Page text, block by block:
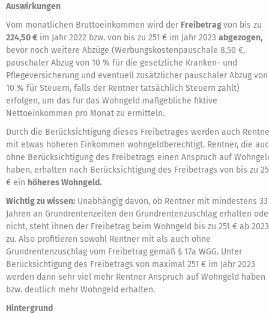
Auswirkungen
Vom monatlichen Bruttoeinkommen wird der Freibetragvon bis zu
224,50 € im Jahr 2022 bzw. von bis zu 251 € im Jahr 2023 abgezogen,
bevor noch weitere Abzüge (Werbungskostenpauschale 8,50 €,
pauschaler Abzug von 10 % für die gesetzliche Kranken- und
Pflegeversicherung und eventuell zusätzlicher pauschaler Abzug von
10 % für Steuern, falls der Rentner tatsächlich Steuern zahlt)
erfolgen, um das für das Wohngeld maßgebliche fiktive
Nettoeinkommen pro Monat zu ermitteln.
Durch die Berücksichtigung dieses Freibetrages werden auch
mit etwas höheren Einkommen wohngeldberechtigt. Rentner, die
ohne Berücksichtigung des Freibetrags einen Anspruch auf
haben, erhalten nach Berücksichtigung des Freibetrags von bis zu
€ ein höheres Wohngeld.
Wichtig zu wissen: Unabhängig davon, ob Rentner mit mindestens 33
Jahren an Grundrentenzeiten den Grundrentenzuschlag erhalten
nicht, steht ihnen der Freibetrag beim Wohngeld bis zu 251 € ab 2023
zu. Also profitieren sowohl Rentner mit als auch ohne
Grundrentenzuschlag vom Freibetrag gemäß § 17a WGG. Unter
Berücksichtigung des Freibetrags von maximal 251 € im Jahr 2023
werden dann sehr viel mehr Rentner Anspruch auf Wohngeld haben
bzw. deutlich mehr Wohngeld erhalten.
Hintergrund